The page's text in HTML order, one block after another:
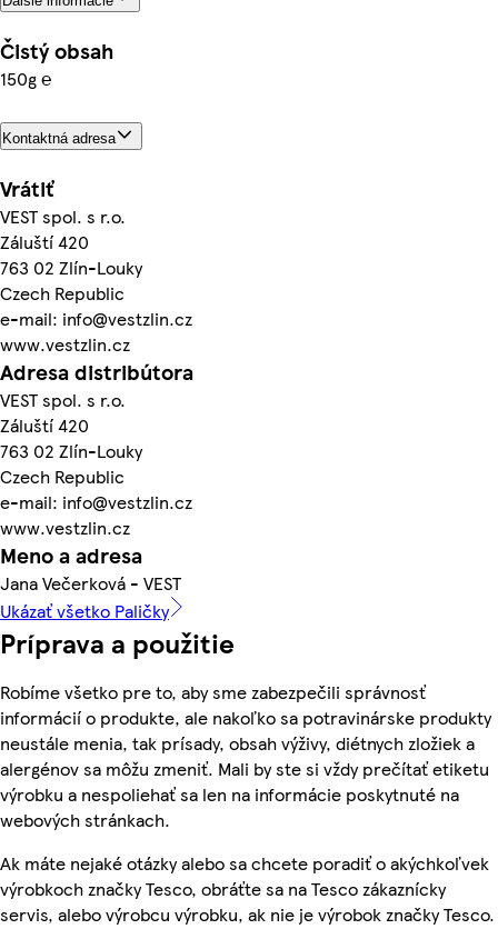
Čistý obsah
150g ℮
Kontaktná adresa
Vrátiť
VEST spol. s r.o.
Záluští 420
763 02 Zlín-Louky
Czech Republic
e-mail: info@vestzlin.cz
www.vestzlin.cz
Adresa distribútora
VEST spol. s r.o.
Záluští 420
763 02 Zlín-Louky
Czech Republic
e-mail: info@vestzlin.cz
www.vestzlin.cz
Meno a adresa
Jana Večerková - VEST
Ukázať všetko Paličky
Príprava a použitie
Robíme všetko pre to, aby sme zabezpečili správnosť
informácií o produkte, ale nakoľko sa potravinárske produkty
neustále menia, tak prísady, obsah výživy, diétnych zložiek a
alergénov sa môžu zmeniť. Mali by ste si vždy prečítať etiketu
výrobku a nespoliehať sa len na informácie poskytnuté na
webových stránkach.
Ak máte nejaké otázky alebo sa chcete poradiť o akýchkoľvek
výrobkoch značky Tesco, obráťte sa na Tesco zákaznícky
servis, alebo výrobcu výrobku, ak nie je výrobok značky Tesco.